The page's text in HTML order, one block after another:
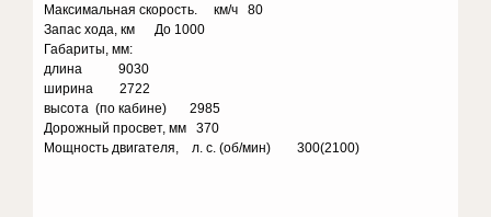
Максимальная скорость. км/ч 80
Запас хода, км До 1000
Габариты, мм:
длина 9030
ширина 2722
высота (по кабине) 2985
Дорожный просвет, мм 370
Мощность двигателя, л. с. (об/мин) 300(2100)